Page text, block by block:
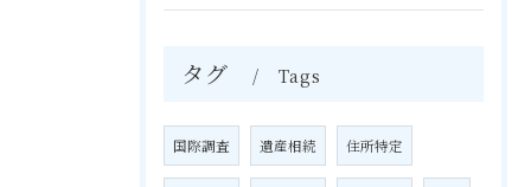
タグ Tags
国際調査 遺産相続 住所特定